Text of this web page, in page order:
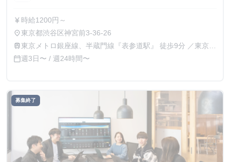
currency_yen 時給1200円～
place東京都渋谷区神宮前3-36-26
train東京メトロ銀座線、半蔵門線『表参道駅』 徒歩9分 ／東京メ
トロ銀座線、千代田線 『外苑前駅』 徒歩8分／JR山手線
calendar_today週3日〜 / 週24時間〜
募集終了